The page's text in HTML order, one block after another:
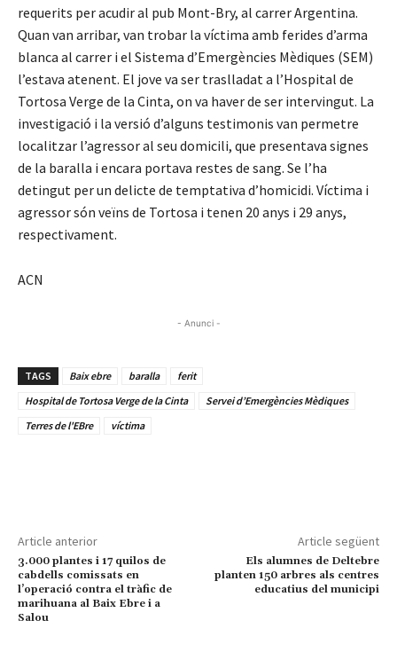
requerits per acudir al pub Mont-Bry, al carrer Argentina.
Quan van arribar, van trobar la víctima amb ferides d’arma
blanca al carrer i el Sistema d’Emergències Mèdiques (SEM)
l’estava atenent. El jove va ser traslladat a l’Hospital de
Tortosa Verge de la Cinta, on va haver de ser intervingut. La
investigació i la versió d’alguns testimonis van permetre
localitzar l’agressor al seu domicili, que presentava signes
de la baralla i encara portava restes de sang. Se l’ha
detingut per un delicte de temptativa d’homicidi. Víctima i
agressor són veïns de Tortosa i tenen 20 anys i 29 anys,
respectivament.
ACN
- Anunci -
TAGS Baix ebre baralla
ferit
Hospital de Tortosa Verge de la Cinta
Servei d’Emergències Mèdiques
Terres de l'EBre
víctima
Article anterior
3.000 plantes i 17 quilos de
cabdells comissats en
l’operació contra el tràfic de
marihuana al Baix Ebre i a
Salou
Article següent
Els alumnes de Deltebre
planten 150 arbres als centres
educatius del municipi